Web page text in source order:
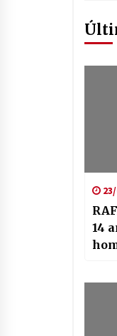
14